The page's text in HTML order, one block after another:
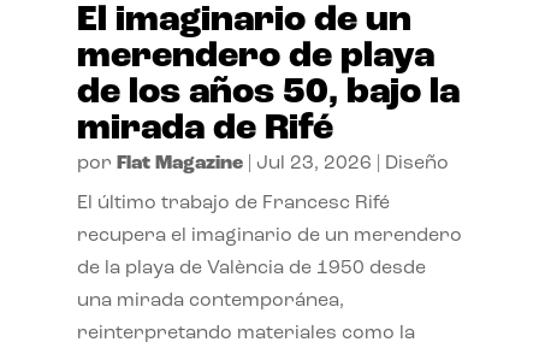
El imaginario de un
merendero de playa
de los años 50, bajo la
mirada de Rifé
por Flat Magazine| Jul 23, 2026 Diseño
El último trabajo de Francesc Rifé
recupera el imaginario de un merendero
de la playa de València de 1950 desde
una mirada contemporánea,
reinterpretando materiales como la